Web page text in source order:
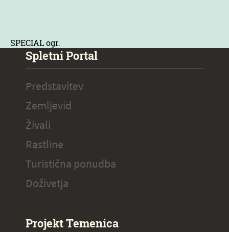
SPECIAL ogr.
Spletni Portal
Predstavitev
Zemljevid
Živali
Rastline
Turistična ponudba
Doživetja
Projekt Temenica